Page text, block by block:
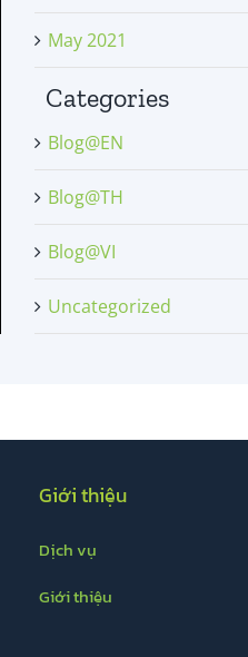
May 2021
Categories
Blog@EN
Blog@TH
Blog@VI
Uncategorized
Giới thiệu
Dịch vụ
Giới thiệu